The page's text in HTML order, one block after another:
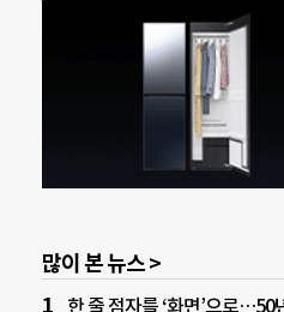
많이 본 뉴스 >
한 줄 점자를 ‘화면’으로…50